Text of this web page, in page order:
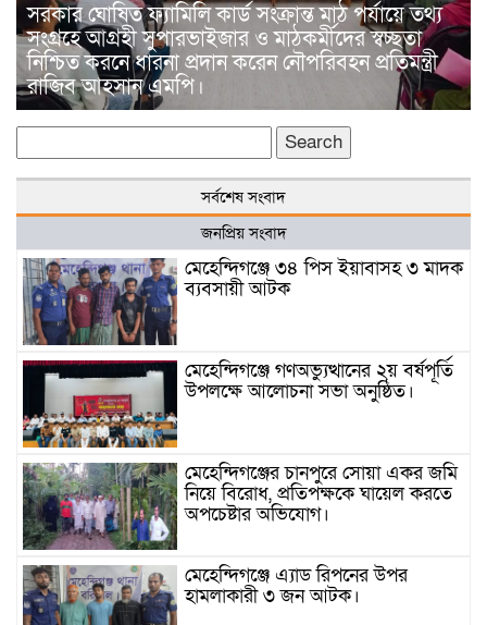
সরকার ঘোষিত ফ্যামিলি কার্ড সংক্রান্ত মাঠ পর্যায়ে তথ্য
সংগ্রহে আগ্রহী সুপারভাইজার ও মাঠকর্মীদের স্বচ্ছতা
নিশ্চিত করনে ধারনা প্রদান করেন নৌপরিবহন প্রতিমন্ত্রী
রাজিব আহসান এমপি।
for:
সর্বশেষ সংবাদ
জনপ্রিয় সংবাদ
মেহেন্দিগঞ্জে ৩৪ পিস ইয়াবাসহ ৩ মাদক
ব্যবসায়ী আটক
মেহেন্দিগঞ্জে গণঅভ্যুত্থানের ২য় বর্ষপূর্তি
উপলক্ষে আলোচনা সভা অনুষ্ঠিত।
মেহেন্দিগঞ্জের চানপুরে সোয়া একর জমি
নিয়ে বিরোধ, প্রতিপক্ষকে ঘায়েল করতে
অপচেষ্টার অভিযোগ।
মেহেন্দিগঞ্জে এ্যাড রিপনের উপর
হামলাকারী ৩ জন আটক।